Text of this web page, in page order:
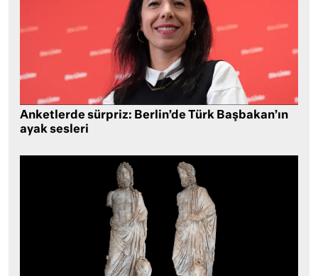
Anketlerde sürpriz: Berlin’de Türk Başbakan’ın
ayak sesleri